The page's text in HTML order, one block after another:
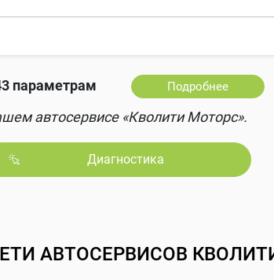
параметрам Подробнее
автосервисе «Кволити Моторс».
Диагностика
АВТОСЕРВИСОВ